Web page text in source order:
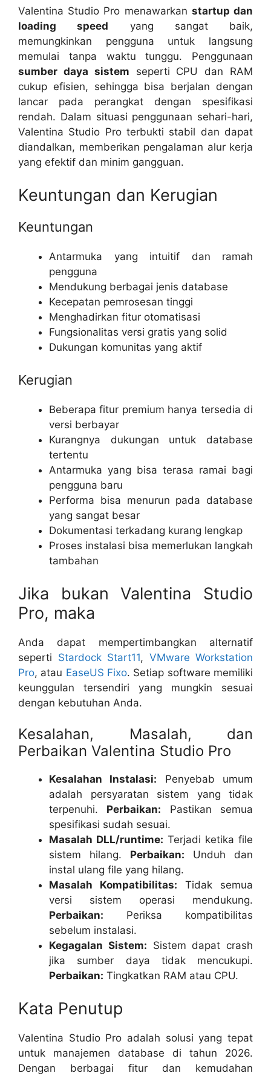
Valentina Studio Pro menawarkan startup dan
loading speed yang sangat baik,
memungkinkan pengguna untuk langsung
memulai tanpa waktu tunggu. Penggunaan
sumber daya sistem seperti CPU dan RAM
cukup efisien, sehingga bisa berjalan dengan
lancar pada perangkat dengan spesifikasi
rendah. Dalam situasi penggunaan sehari-hari,
Valentina Studio Pro terbukti stabil dan dapat
diandalkan, memberikan pengalaman alur kerja
yang efektif dan minim gangguan.
Keuntungan dan Kerugian
Keuntungan
Antarmuka yang intuitif dan ramah
pengguna
Mendukung berbagai jenis database
Kecepatan pemrosesan tinggi
Menghadirkan fitur otomatisasi
Fungsionalitas versi gratis yang solid
Dukungan komunitas yang aktif
Kerugian
Beberapa fitur premium hanya tersedia di
versi berbayar
Kurangnya dukungan untuk database
tertentu
Antarmuka yang bisa terasa ramai bagi
pengguna baru
Performa bisa menurun pada database
yang sangat besar
Dokumentasi terkadang kurang lengkap
Proses instalasi bisa memerlukan langkah
tambahan
Jika bukan Valentina Studio
Pro, maka
Anda dapat mempertimbangkan alternatif
seperti Stardock Start11, VMware Workstation
Pro, atau EaseUS Fixo. Setiap software memiliki
keunggulan tersendiri yang mungkin sesuai
dengan kebutuhan Anda.
Kesalahan, Masalah, dan
Perbaikan Valentina Studio Pro
Kesalahan Instalasi: Penyebab umum
adalah persyaratan sistem yang tidak
terpenuhi. Perbaikan: Pastikan semua
spesifikasi sudah sesuai.
Masalah DLL/runtime: Terjadi ketika file
sistem hilang. Perbaikan: Unduh dan
instal ulang file yang hilang.
Masalah Kompatibilitas: Tidak semua
versi sistem operasi mendukung.
Perbaikan: Periksa kompatibilitas
sebelum instalasi.
Kegagalan Sistem: Sistem dapat crash
jika sumber daya tidak mencukupi.
Perbaikan: Tingkatkan RAM atau CPU.
Kata Penutup
Valentina Studio Pro adalah solusi yang tepat
untuk manajemen database di tahun 2026.
Dengan berbagai fitur dan kemudahan